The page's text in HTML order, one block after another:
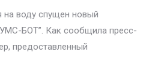
на воду спущен новый
БОТ”. Как сообщила пресс-
предоставленный